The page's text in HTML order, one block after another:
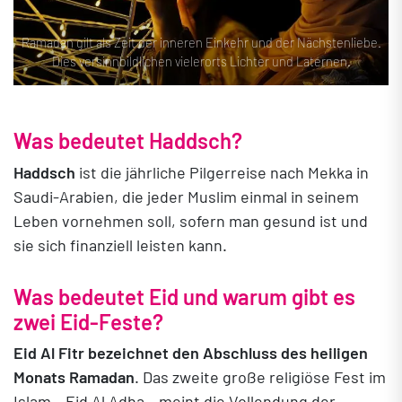
Ramadan gilt als Zeit der inneren Einkehr und der Nächstenliebe.
Dies versinnbildlichen vielerorts Lichter und Laternen.
Was bedeutet Haddsch?
Haddsch ist die jährliche Pilgerreise nach Mekka in
Saudi-Arabien, die jeder Muslim einmal in seinem
Leben vornehmen soll, sofern man gesund ist und
sie sich finanziell leisten kann.
Was bedeutet Eid und warum gibt es
zwei Eid-Feste?
Eid Al Fitr bezeichnet den Abschluss des heiligen
Monats Ramadan. Das zweite große religiöse Fest im